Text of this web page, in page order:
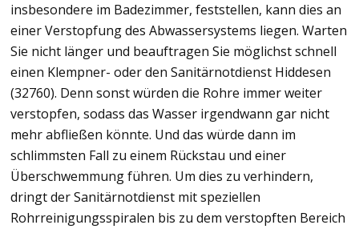
insbesondere im Badezimmer, feststellen, kann dies an
einer Verstopfung des Abwassersystems liegen. Warten
Sie nicht länger und beauftragen Sie möglichst schnell
einen Klempner- oder den Sanitärnotdienst Hiddesen
(32760). Denn sonst würden die Rohre immer weiter
verstopfen, sodass das Wasser irgendwann gar nicht
mehr abfließen könnte. Und das würde dann im
schlimmsten Fall zu einem Rückstau und einer
Überschwemmung führen. Um dies zu verhindern,
dringt der Sanitärnotdienst mit speziellen
Rohrreinigungsspiralen bis zu dem verstopften Bereich